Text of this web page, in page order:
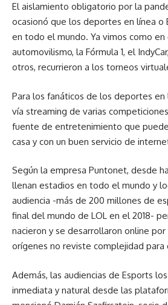
El aislamiento obligatorio por la
ocasionó que los deportes en línea o
en todo el mundo. Ya vimos como
automovilismo, la Fórmula 1, el
otros, recurrieron a los torneos
Para los fanáticos de los deportes en
vía streaming de varias
fuente de entretenimiento que
casa y con un buen servicio de
Según la empresa Puntonet, desde
llenan estadios en todo el mundo y
audiencia -más de 200 millones de
final del mundo de LOL en el 2018-
nacieron y se desarrollaron online
orígenes no reviste complejidad para
Además, las audiencias de Esports
inmediata y natural desde las